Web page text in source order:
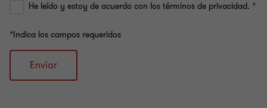
He leído y estoy de acuerdo con los términos de privacidad. *
*Indica los campos requeridos
Enviar